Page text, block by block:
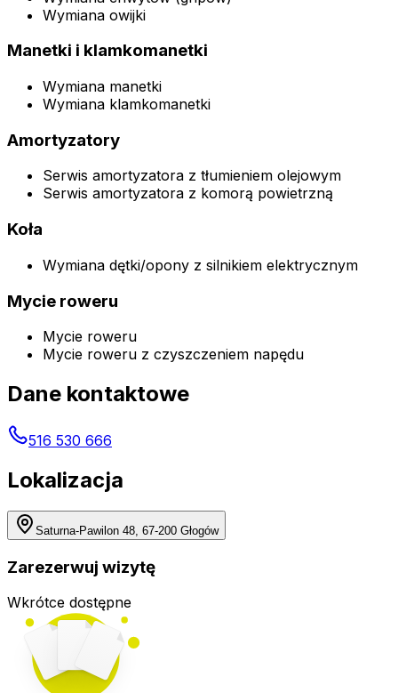
Wymiana owijki
Manetki i klamkomanetki
Wymiana manetki
Wymiana klamkomanetki
Amortyzatory
Serwis amortyzatora z tłumieniem olejowym
Serwis amortyzatora z komorą powietrzną
Koła
Wymiana dętki/opony z silnikiem elektrycznym
Mycie roweru
Mycie roweru
Mycie roweru z czyszczeniem napędu
Dane kontaktowe
516 530 666
Lokalizacja
Saturna-Pawilon 48, 67-200 Głogów
Zarezerwuj wizytę
Wkrótce dostępne